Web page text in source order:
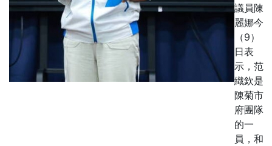
議員陳
麗娜今
（9）
日表
示，范
織欽是
陳菊市
府團隊
的一
員，和